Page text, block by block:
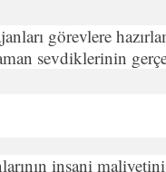
görevlere
sevdiklerinin
insani